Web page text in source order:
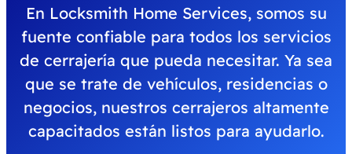
En Locksmith Home Services, somos su
fuente confiable para todos los servicios
de cerrajería que pueda necesitar. Ya sea
que se trate de vehículos, residencias o
negocios, nuestros cerrajeros altamente
capacitados están listos para ayudarlo.